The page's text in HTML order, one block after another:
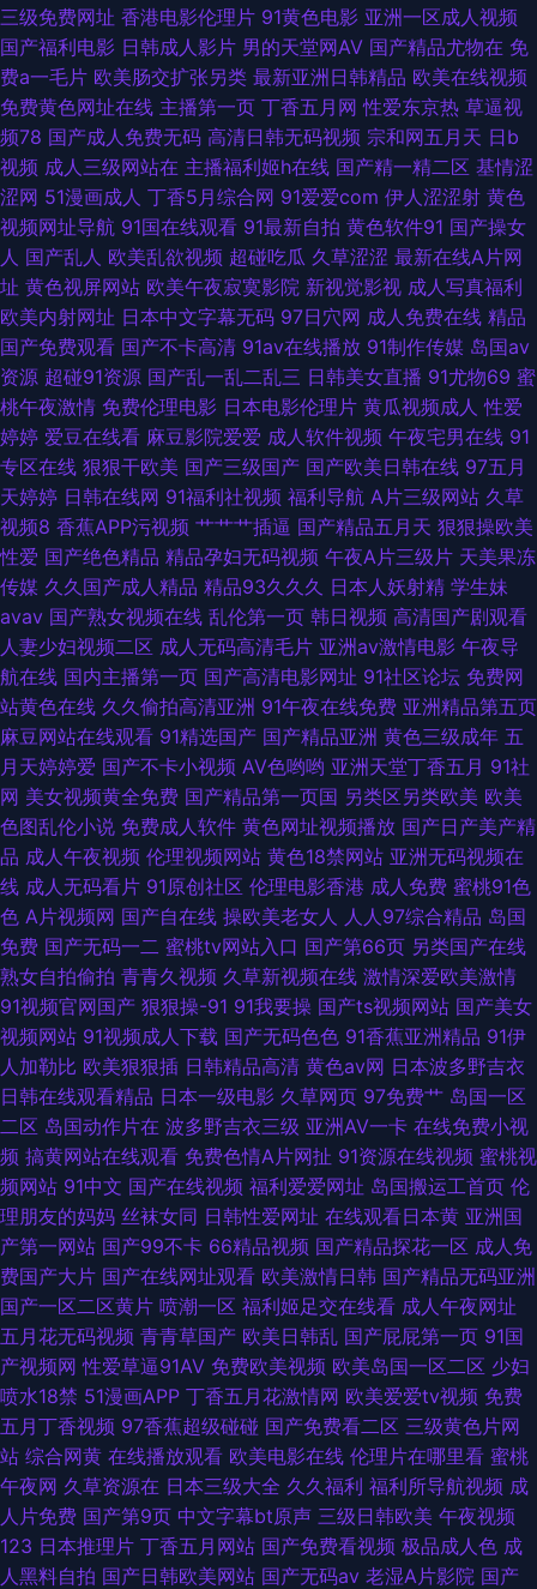
A片 91唐先生国产一区 狠狠噜狠恨操 91色库 91福利导航站 91com黑丝 亚洲
丝袜足交 俺去也导航 91国产精选优质 国产九九热视频 夜间五月天AV 国产成
人免费福利 91蜜臀导航 人妖日人妖 91综合日韩蜜桃 日本久久视 91伊人在线
影院 青青草在线狠狠操 wwwmismik 深爱激请网站 91露脸黑丝 丝袜深爱网
熟女www 黄色国产专区在线 91秦先生视频系列 青草91视频 91社区成人在
线 在线午夜欧美福利 老司机夜间免费观看 国产十六区 爱豆网站免费观看官
网 91超碰在线视频 少妇激情导航大全 福利社区一区 91在线播放福利 五月天
婷婷美眉综合 老司机精品 国产av丝袜 91撸影视 1024成人在线观看 麻豆探
花 99国内精品 亚洲先锋AV无码高清 久久97青草娱乐在线 91在线不卡 午夜
国产精品小福利 久久尤物天堂 99热拍国产精品 亚洲伊人大香蕉 九色国产夫
妻九色 91网站在线免费看 午夜福利av导航 国内精品久久懂色 成人综合网站
狼人 91扦妹妹电影导航 少妇91n 久久国产ab 91午夜福利片电影 先锋涩涩资
源 精东麻豆蜜桃91av 91成人福利在线视频 91干逼电影网
三级免费网址 香港电影伦理片 91黄色电影 亚洲一区成人视频
国产福利电影 日韩成人影片 男的天堂网AV 国产精品尤物在 免
费a一毛片 欧美肠交扩张另类 最新亚洲日韩精品 欧美在线视频
免费黄色网址在线 主播第一页 丁香五月网 性爱东京热 草逼视
频78 国产成人免费无码 高清日韩无码视频 宗和网五月天 日b
视频 成人三级网站在 主播福利姬h在线 国产精一精二区 基情涩
涩网 51漫画成人 丁香5月综合网 91爱爱com 伊人涩涩射 黄色
视频网址导航 91国在线观看 91最新自拍 黄色软件91 国产操女
人 国产乱人 欧美乱欲视频 超碰吃瓜 久草涩涩 最新在线A片网
址 黄色视屏网站 欧美午夜寂寞影院 新视觉影视 成人写真福利
欧美内射网址 日本中文字幕无码 97日穴网 成人免费在线 精品
国产免费观看 国产不卡高清 91av在线播放 91制作传媒 岛国av
资源 超碰91资源 国产乱一乱二乱三 日韩美女直播 91尤物69 蜜
桃午夜激情 免费伦理电影 日本电影伦理片 黄瓜视频成人 性爱
婷婷 爱豆在线看 麻豆影院爱爱 成人软件视频 午夜宅男在线 91
专区在线 狠狠干欧美 国产三级国产 国产欧美日韩在线 97五月
天婷婷 日韩在线网 91福利社视频 福利导航 A片三级网站 久草
视频8 香蕉APP污视频 艹艹艹插逼 国产精品五月天 狠狠操欧美
性爱 国产绝色精品 精品孕妇无码视频 午夜A片三级片 天美果冻
传媒 久久国产成人精品 精品93久久久 日本人妖射精 学生妹
avav 国产熟女视频在线 乱伦第一页 韩日视频 高清国产剧观看
人妻少妇视频二区 成人无码高清毛片 亚洲av激情电影 午夜导
航在线 国内主播第一页 国产高清电影网址 91社区论坛 免费网
站黄色在线 久久偷拍高清亚洲 91午夜在线免费 亚洲精品第五页
麻豆网站在线观看 91精选国产 国产精品亚洲 黄色三级成年 五
月天婷婷爱 国产不卡小视频 AV色哟哟 亚洲天堂丁香五月 91社
网 美女视频黄全免费 国产精品第一页国 另类区另类欧美 欧美
色图乱伦小说 免费成人软件 黄色网址视频播放 国产日产美产精
品 成人午夜视频 伦理视频网站 黄色18禁网站 亚洲无码视频在
线 成人无码看片 91原创社区 伦理电影香港 成人免费 蜜桃91色
色 A片视频网 国产自在线 操欧美老女人 人人97综合精品 岛国
免费 国产无码一二 蜜桃tv网站入口 国产第66页 另类国产在线
熟女自拍偷拍 青青久视频 久草新视频在线 激情深爱欧美激情
91视频官网国产 狠狠操-91 91我要操 国产ts视频网站 国产美女
视频网站 91视频成人下载 国产无码色色 91香蕉亚洲精品 91伊
人加勒比 欧美狠狠插 日韩精品高清 黄色av网 日本波多野吉衣
日韩在线观看精品 日本一级电影 久草网页 97免费艹 岛国一区
二区 岛国动作片在 波多野吉衣三级 亚洲AV一卡 在线免费小视
频 搞黄网站在线观看 免费色情A片网扯 91资源在线视频 蜜桃视
频网站 91中文 国产在线视频 福利爱爱网址 岛国搬运工首页 伦
理朋友的妈妈 丝袜女同 日韩性爱网址 在线观看日本黄 亚洲国
产第一网站 国产99不卡 66精品视频 国产精品探花一区 成人免
费国产大片 国产在线网址观看 欧美激情日韩 国产精品无码亚洲
国产一区二区黄片 喷潮一区 福利姬足交在线看 成人午夜网址
五月花无码视频 青青草国产 欧美日韩乱 国产屁屁第一页 91国
产视频网 性爱草逼91AV 免费欧美视频 欧美岛国一区二区 少妇
喷水18禁 51漫画APP 丁香五月花激情网 欧美爱爱tv视频 免费
五月丁香视频 97香蕉超级碰碰 国产免费看二区 三级黄色片网
站 综合网黄 在线播放观看 欧美电影在线 伦理片在哪里看 蜜桃
午夜网 久草资源在 日本三级大全 久久福利 福利所导航视频 成
人片免费 国产第9页 中文字幕bt原声 三级日韩欧美 午夜视频
123 日本推理片 丁香五月网站 国产免费看视频 极品成人色 成
人黑料自拍 国产日韩欧美网站 国产无码av 老湿A片影院 国产